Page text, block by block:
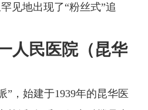
见地出现了“粉丝式”追
人民医院（昆华
”，始建于1939年的昆华医